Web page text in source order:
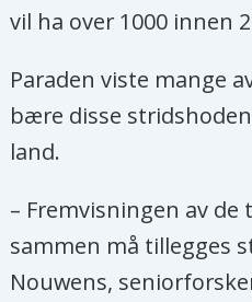
vil ha over 1000 innen
Paraden viste mange
bære disse
land.
– Fremvisningen av de
sammen må tillegges
Nouwens,